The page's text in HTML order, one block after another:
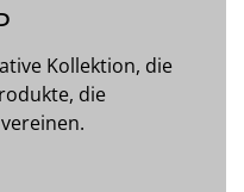
Kollektion, die
die